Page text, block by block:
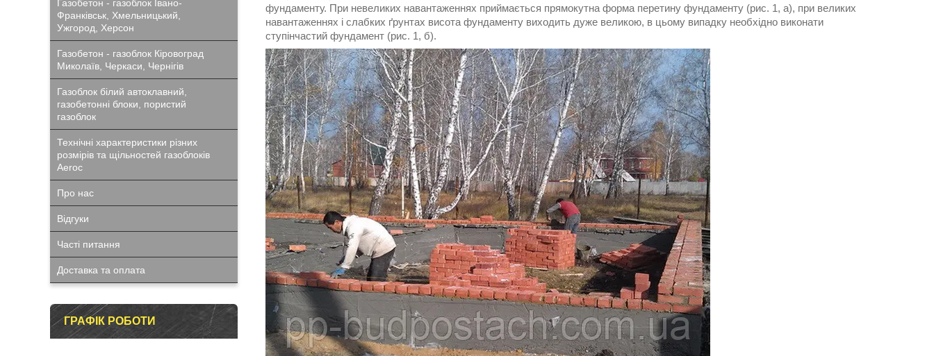
фундаменту. При невеликих навантаженнях приймається прямокутна форма перетину фундаменту (рис. 1, а), при великих
навантаженнях і слабких ґрунтах висота фундаменту виходить дуже великою, в цьому випадку необхідно виконати
ступінчастий фундамент (рис. 1, б).
Газобетон - газоблок Івано-
Франківськ, Хмельницький,
Ужгород, Херсон
Газобетон - газоблок Кіровоград
Миколаїв, Черкаси, Чернігів
Газоблок білий автоклавний,
газобетонні блоки, пористий
газоблок
Технічні характеристики різних
розмірів та щільностей газоблоків
Aeroc
Про нас
Відгуки
Часті питання
Доставка та оплата
ГРАФІК РОБОТИ